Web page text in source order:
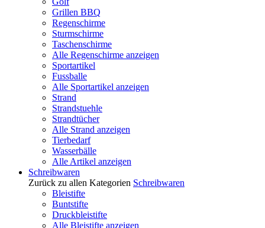
Grillen BBQ
Regenschirme
Sturmschirme
Taschenschirme
Alle Regenschirme anzeigen
Sportartikel
Fussballe
Alle Sportartikel anzeigen
Strand
Strandstuehle
Strandtücher
Alle Strand anzeigen
Tierbedarf
Wasserbälle
Alle Artikel anzeigen
Schreibwaren
Zurück zu allen Kategorien Schreibwaren
Bleistifte
Buntstifte
Druckbleistifte
Alle Bleistifte anzeigen